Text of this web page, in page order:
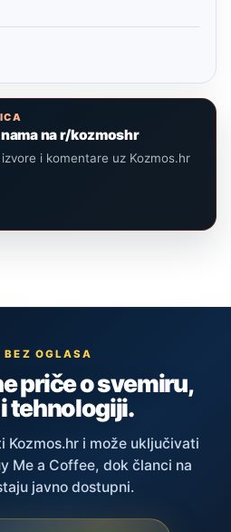
na r/kozmoshr
i komentare uz Kozmos.hr
BEZ OGLASA
priče o svemiru,
tehnologiji.
Kozmos.hr i može uključivati
Me a Coffee, dok članci na
javno dostupni.